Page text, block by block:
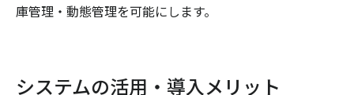
庫管理・動態管理を可能にします。
システムの活用・導入メリット